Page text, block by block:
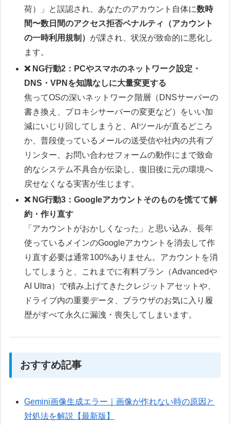
荷）」と誤認され、あなたのアカウント自体に数時
間〜数日間のアクセス拒否ペナルティ（アカウント
の一時利用規制） が課され、状況が致命的に悪化し
ます。
❌ NG行動2：PCやスマホのネットワーク設定・
DNS・VPNを知識なしに大量変更する
焦ってOSの深いネットワーク階層（DNSサーバーの
書き換え、プロキシサーバーの変更など）をいい加
減にいじり回してしまうと、AIツールが直るどころ
か、普段使っているメールの送受信や社内の共有プ
リンター、お問い合わせフォームの動作にまで致命
的なシステム不具合が伝染し、復旧後に元の環境へ
戻せなくなる実害が生じます。
❌ NG行動3：Googleアカウントそのものを慌てて解
約・作り直す
「アカウントがおかしくなった」と思い込み、長年
使っているメインのGoogleアカウントを消去して作
り直す必要は通常100%ありません。アカウントを消
してしまうと、これまでに有料プラン（Advancedや
AI Ultra）で積み上げてきたクレジットアセットや、
ドライブ内の重要データ、ブラウザのお気に入り履
歴がすべて永久に漏洩・喪失してしまいます。
おすすめ記事
Gemini画像生成エラー｜画像が作れない時の原因と
対処法を解説【最新版】